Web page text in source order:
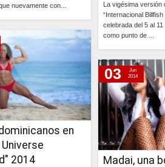
nuevamente con...
La vigésima versión
“Internacional
celebrada del 5 al
como punto de ...
en
2014
Madai, una
03
Jun
2014